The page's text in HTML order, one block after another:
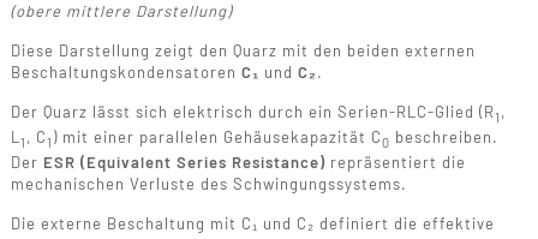
(obere mittlere Darstellung)
Diese Darstellung zeigt den Quarz mit den beiden externen
Beschaltungskondensatoren C₁ und C₂.
Der Quarz lässt sich elektrisch durch ein Serien-RLC-Glied (R1 ,
L 1 , C 1 ) mit einer parallelen Gehäusekapazität C0 beschreiben.
Der ESR (Equivalent Series Resistance) repräsentiert die
mechanischen Verluste des Schwingungssystems.
Die externe Beschaltung mit C₁ und C₂ definiert die effektive